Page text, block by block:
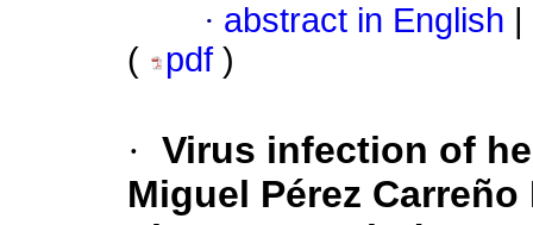
· abstract in English
(
pdf )
· Virus infection of
Miguel Pérez